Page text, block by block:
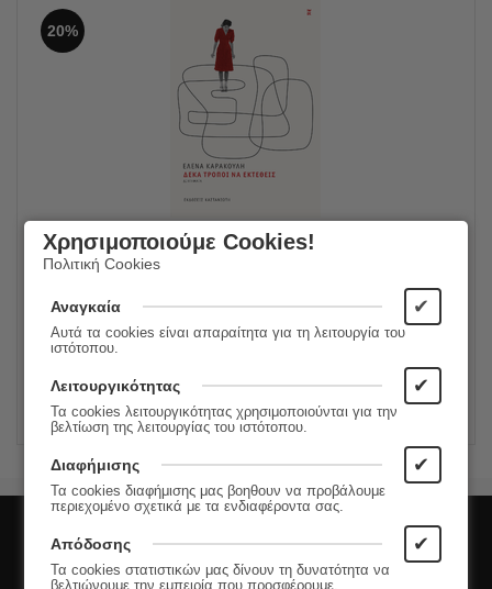
20%
Δέκα τρόποι να εκτεθείς
Εκδόσεις:
Εκδόσεις Καστανιώτη 11.20
Εγγραφή στο Newsletter
Χρησιμοποιούμε Cookies!
Πολιτική Cookies
Αναγκαία ✔
Αυτά τα cookies είναι απαραίτητα για τη λειτουργία του
ιστότοπου.
Λειτουργικότητας ✔
Τα cookies λειτουργικότητας χρησιμοποιούνται για την
βελτίωση της λειτουργίας του ιστότοπου.
Διαφήμισης ✔
Τα cookies διαφήμισης μας βοηθουν να προβάλουμε
περιεχομένο σχετικά με τα ενδιαφέροντα σας.
Απόδοσης ✔
Τα cookies στατιστικών μας δίνουν τη δυνατότητα να
βελτιώνουμε την εμπειρία που προσφέρουμε.